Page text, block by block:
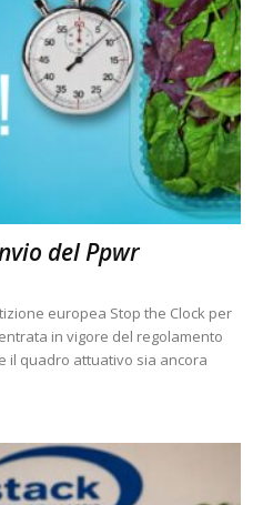
del Ppwr
europea Stop the Clock per
in vigore del regolamento
il quadro attuativo sia ancora